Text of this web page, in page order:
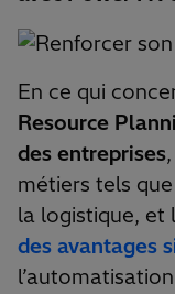
En ce qui
Resource
des entreprises
métiers tels
la logistique, et
des avantages